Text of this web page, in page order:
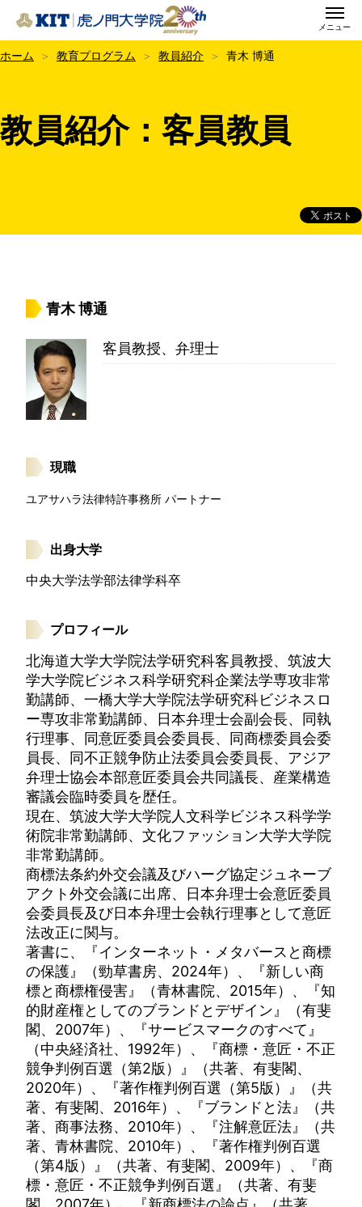
KIT虎ノ門大学院
メニュー
ホーム 教育プログラム 教員紹介 青木 博通
教員紹介：客員教員
青木 博通
客員教授、弁理士
現職
ユアサハラ法律特許事務所 パートナー
出身大学
中央大学法学部法律学科卒
プロフィール
北海道大学大学院法学研究科客員教授、筑波大
学大学院ビジネス科学研究科企業法学専攻非常
勤講師、一橋大学大学院法学研究科ビジネスロ
ー専攻非常勤講師、日本弁理士会副会長、同執
行理事、同意匠委員会委員長、同商標委員会委
員長、同不正競争防止法委員会委員長、アジア
弁理士協会本部意匠委員会共同議長、産業構造
審議会臨時委員を歴任。
現在、筑波大学大学院人文科学ビジネス科学学
術院非常勤講師、文化ファッション大学大学院
非常勤講師。
商標法条約外交会議及びハーグ協定ジュネーブ
アクト外交会議に出席、日本弁理士会意匠委員
会委員長及び日本弁理士会執行理事として意匠
法改正に関与。
著書に、『インターネット・メタバースと商標
の保護』（勁草書房、2024年）、『新しい商
標と商標権侵害』（青林書院、2015年）、『知
的財産権としてのブランドとデザイン』（有斐
閣、2007年）、『サービスマークのすべて』
（中央経済社、1992年）、『商標・意匠・不正
競争判例百選（第2版）』（共著、有斐閣、
2020年）、『著作権判例百選（第5版）』（共
著、有斐閣、2016年）、『ブランドと法』（共
著、商事法務、2010年）、『注解意匠法』（共
著、青林書院、2010年）、『著作権判例百選
（第4版）』（共著、有斐閣、2009年）、『商
標・意匠・不正競争判例百選』（共著、有斐